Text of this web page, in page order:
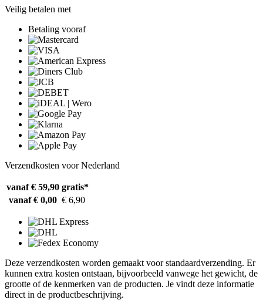
Veilig betalen met
Betaling vooraf
Verzendkosten voor Nederland
vanaf € 59,90 gratis*
vanaf € 0,00 € 6,90
Deze verzendkosten worden gemaakt voor standaardverzending. Er
kunnen extra kosten ontstaan, bijvoorbeeld vanwege het gewicht, de
grootte of de kenmerken van de producten. Je vindt deze informatie
direct in de productbeschrijving.